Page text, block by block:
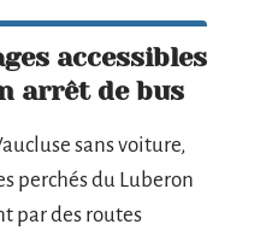
accessibles
arrêt de bus
sans voiture,
perchés du Luberon
par des routes